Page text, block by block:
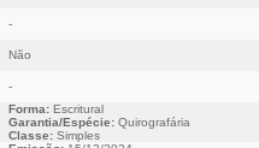
-
Não
-
Forma:Escritural
Garantia/Espécie:Quirografária
Classe:Simples